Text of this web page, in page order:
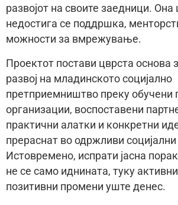
развојот на своите заедници. Она
недостига се поддршка,
можности за вмрежување.
Проектот постави цврста основа
развој на младинското социјално
претприемништво преку обучени
организации, воспоставени
практични алатки и конкретни
прераснат во одржливи
Истовремено, испрати јасна
не се само иднината, туку
позитивни промени уште денес.